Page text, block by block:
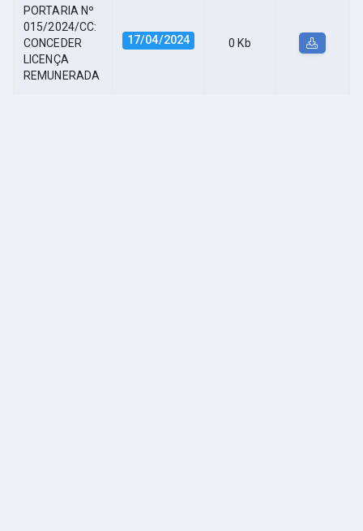
PORTARIA Nº
015/2024/CC:
CONCEDER
LICENÇA
REMUNERADA
17/04/2024 0 Kb